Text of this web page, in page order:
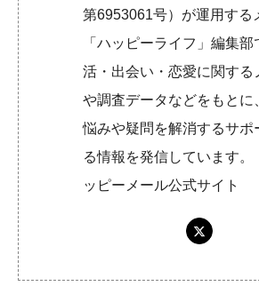
第6953061号）が運用する
「ハッピーライフ」編集
活・出会い・恋愛に関する
や調査データなどをもとに
悩みや疑問を解消するサポ
る情報を発信していま
ッピーメール公式サイト